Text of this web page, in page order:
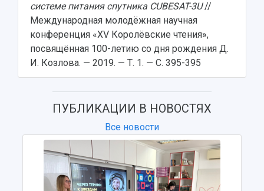
системе питания спутника CUBESAT-3U//
Международная молодёжная научная
конференция «XV Королёвские чтения»,
посвящённая 100-летию со дня рождения Д.
И. Козлова. — 2019. — Т. 1. — С. 395-395
ПУБЛИКАЦИИ В НОВОСТЯХ
Все новости